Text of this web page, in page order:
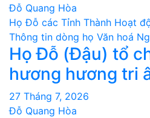
Đỗ Quang Hòa
Họ Đỗ các Tỉnh Thành Hoạt
Thông tin dòng họ Văn hoá
Họ Đỗ (Đậu) tổ
hương hương tri
27 Tháng 7, 2026
Đỗ Quang Hòa